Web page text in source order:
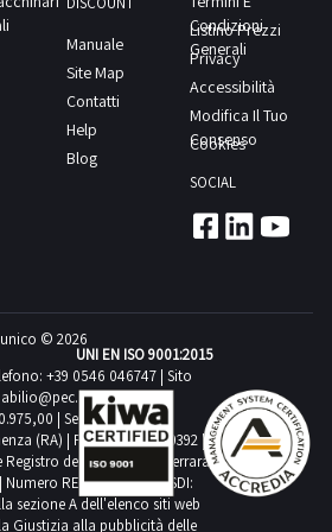
Manuale
Site Map
Contatti
Help
Blog
Condizioni
Generali
Listino Prezzi
Privacy
Accessibilità
Modifica Il Tuo
Consenso
Cookies
SOCIAL
© 2026
+39 0546 046747 | Sito
abilio@pec.illimity.com
| Sede legale in Via
(RA) | P.IVA: 02704840392 |
delle Imprese di Ferrara
REA RA 224830 | SDI:
sezione A dell'elenco siti web
Giustizia alla pubblicità delle
UNI EN ISO 9001:2015